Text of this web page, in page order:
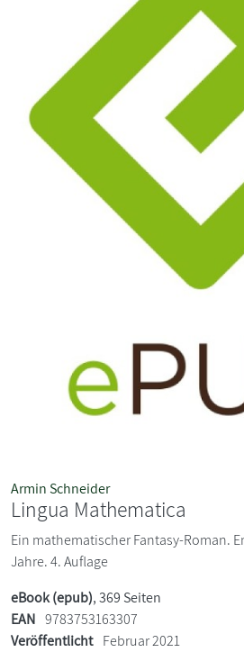
Armin Schneider
Lingua Mathematica
Ein mathematischer Fantasy-Roman.
Jahre. 4. Auflage
eBook (epub), 369 Seiten
EAN 9783753163307
Veröffentlicht Februar 2021